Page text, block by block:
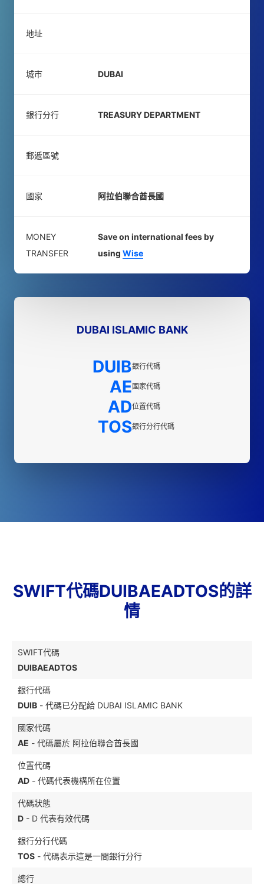
地址
城市 DUBAI
銀行分行 TREASURY DEPARTMENT
郵遞區號
國家 阿拉伯聯合酋長國
MONEY
TRANSFER
Save on international fees by
using Wise
DUBAI ISLAMIC BANK
DUIB銀行代碼
AE國家代碼
AD位置代碼
TOS銀行分行代碼
SWIFT代碼DUIBAEADTOS的詳
情
SWIFT代碼
DUIBAEADTOS
銀行代碼
DUIB - 代碼已分配給 DUBAI ISLAMIC BANK
國家代碼
AE - 代碼屬於 阿拉伯聯合酋長國
位置代碼
AD - 代碼代表機構所在位置
代碼狀態
D - D 代表有效代碼
銀行分行代碼
TOS - 代碼表示這是一間銀行分行
總行